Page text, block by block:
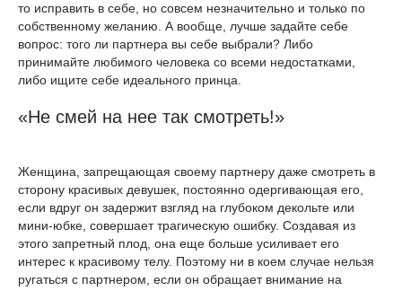
то исправить в себе, но совсем незначительно и только по
собственному желанию. А вообще, лучше задайте себе
вопрос: того ли партнера вы себе выбрали? Либо
принимайте любимого человека со всеми недостатками,
либо ищите себе идеального принца.
«Не смей на нее так смотреть!»
Женщина, запрещающая своему партнеру даже смотреть в
сторону красивых девушек, постоянно одергивающая его,
если вдруг он задержит взгляд на глубоком декольте или
мини-юбке, совершает трагическую ошибку. Создавая из
этого запретный плод, она еще больше усиливает его
интерес к красивому телу. Поэтому ни в коем случае нельзя
ругаться с партнером, если он обращает внимание на